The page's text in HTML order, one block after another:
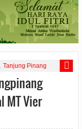
Tanjung Pinang
MT Vier